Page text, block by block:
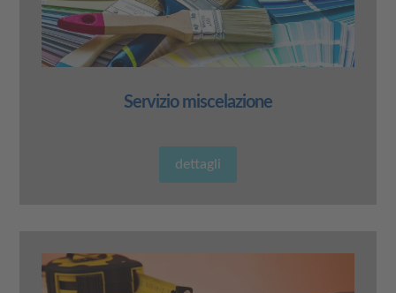
Servizio miscelazione
dettagli